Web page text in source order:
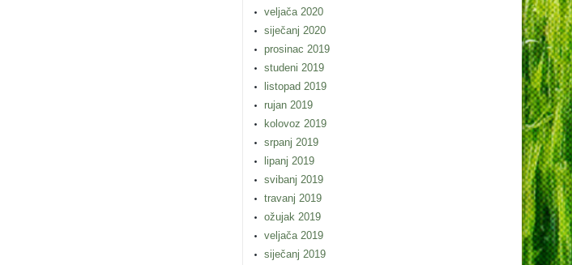
veljača 2020
siječanj 2020
prosinac 2019
studeni 2019
listopad 2019
rujan 2019
kolovoz 2019
srpanj 2019
lipanj 2019
svibanj 2019
travanj 2019
ožujak 2019
veljača 2019
siječanj 2019